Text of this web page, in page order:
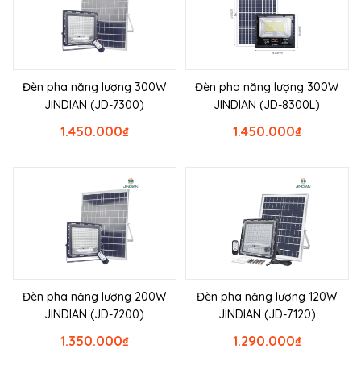
Đèn pha năng lượng 300W
JINDIAN (JD-7300)
₫
1.450.000
Đèn pha năng lượng 300W
JINDIAN (JD-8300L)
₫
1.450.000
Đèn pha năng lượng 200W
JINDIAN (JD-7200)
₫
1.350.000
Đèn pha năng lượng 120W
JINDIAN (JD-7120)
₫
1.290.000